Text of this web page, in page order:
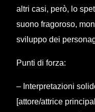
altri casi, però, lo
suono fragoroso,
sviluppo dei
Punti di forza:
– Interpretazioni
[attore/attrice